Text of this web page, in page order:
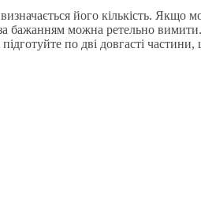
його кількість. Якщо
бажанням можна ретельно
по дві довгасті